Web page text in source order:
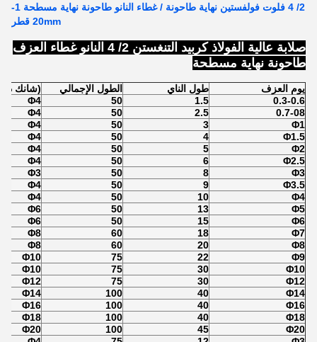
2/ 4 فلوت فولفستين نهاية طاحونة / غطاء النانو طاحونة نهاية مسطحة 1-
20mm قطر
صلابة عالية الفولاذ كربيد التنغستن 2/ 4 النانو غطاء العزف
طاحونة نهاية مسطحة
يوم العزف طول الناي الطول الإجمالي
(شانك
0.3-0.6
1.5
50
Φ4
0.7-08
2.5
50
Φ4
Φ1
3
50
Φ4
Φ1.5
4
50
Φ4
Φ2
5
50
Φ4
Φ2.5
6
50
Φ4
Φ3
8
50
Φ3
Φ3.5
9
50
Φ4
Φ4
10
50
Φ4
Φ5
13
50
Φ6
Φ6
15
50
Φ6
Φ7
18
60
Φ8
Φ8
20
60
Φ8
Φ9
22
75
Φ10
Φ10
30
75
Φ10
Φ12
30
75
Φ12
Φ14
40
100
Φ14
Φ16
40
100
Φ16
Φ18
40
100
Φ18
Φ20
45
100
Φ20